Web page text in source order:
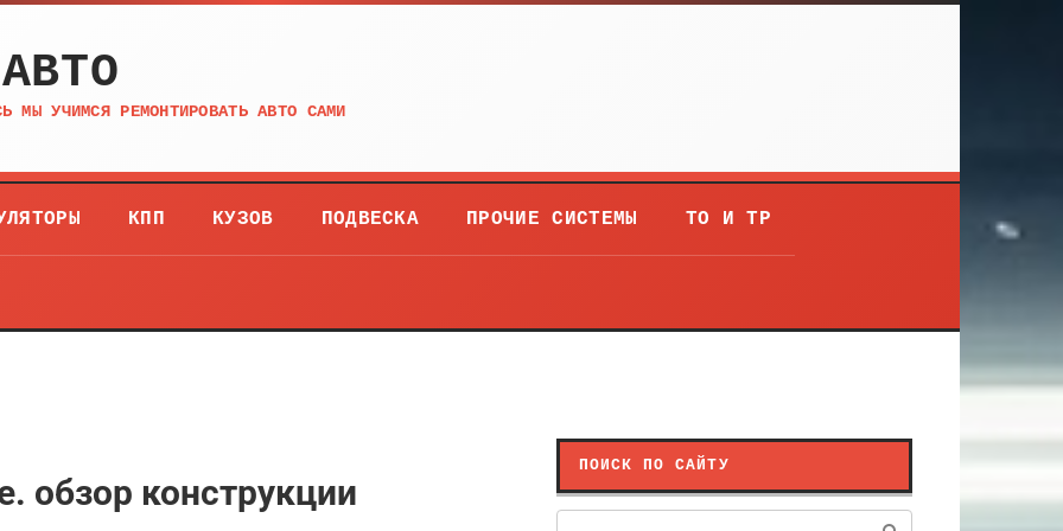
МЫ УЧИМСЯ РЕМОНТИРОВАТЬ АВТО САМИ
КПП КУЗОВ ПОДВЕСКА ПРОЧИЕ СИСТЕМЫ ТО И ТР
обзор конструкции
ПОИСК ПО САЙТУ